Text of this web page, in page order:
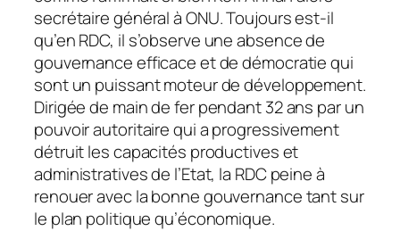
secrétaire général à ONU. Toujours est-il
qu’en RDC, il s’observe une absence de
gouvernance efficace et de démocratie qui
sont un puissant moteur de développement.
Dirigée de main de fer pendant 32 ans par un
pouvoir autoritaire qui a progressivement
détruit les capacités productives et
administratives de l’Etat, la RDC peine à
renouer avec la bonne gouvernance tant sur
le plan politique qu’économique.